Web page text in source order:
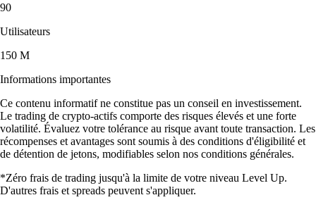
90
Utilisateurs
150 M
Informations importantes
Ce contenu informatif ne constitue pas un conseil en investissement.
Le trading de crypto-actifs comporte des risques élevés et une forte
volatilité. Évaluez votre tolérance au risque avant toute transaction. Les
récompenses et avantages sont soumis à des conditions d'éligibilité et
de détention de jetons, modifiables selon nos conditions générales.
*Zéro frais de trading jusqu'à la limite de votre niveau Level Up.
D'autres frais et spreads peuvent s'appliquer.